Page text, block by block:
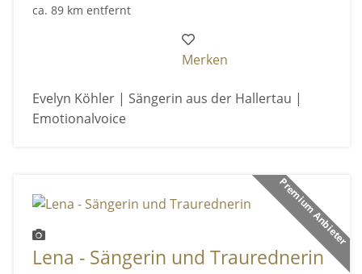
ca. 89 km entfernt
Merken
Evelyn Köhler | Sängerin aus der Hallertau |
Emotionalvoice
Premium Anbieter
Lena - Sängerin und Traurednerin